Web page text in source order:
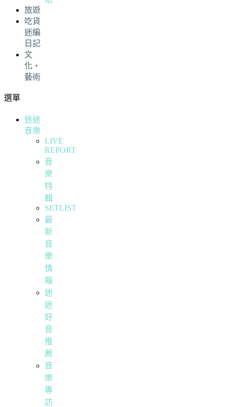
旅遊
吃貨
迷編
日記
文
化・
藝術
選單
迷迷
音樂
LIVE
REPORT
音
樂
特
輯
SETLIST
最
新
音
樂
情
報
迷
迷
好
音
推
薦
音
樂
專
訪